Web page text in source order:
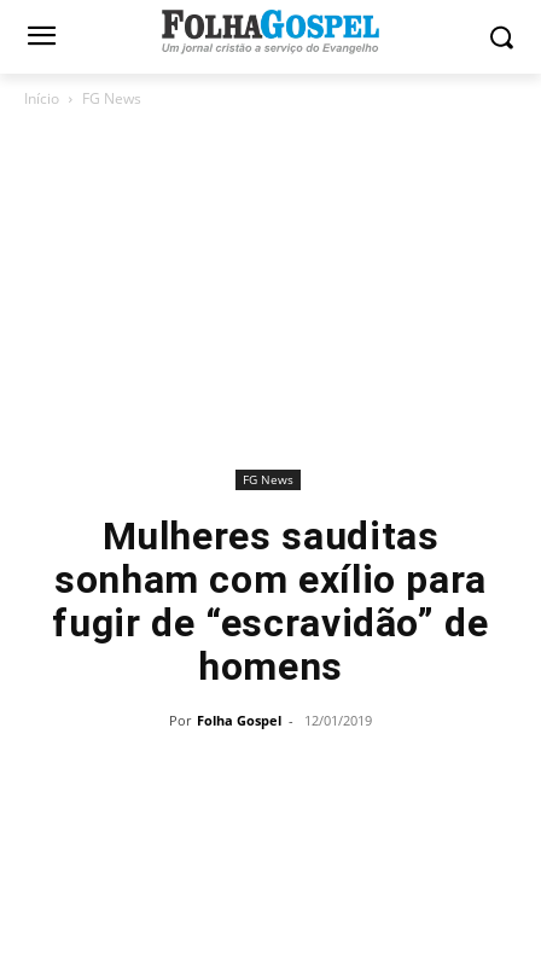
Início FG News
FG News
Mulheres sauditas
sonham com exílio para
fugir de “escravidão” de
homens
Por Folha Gospel - 12/01/2019